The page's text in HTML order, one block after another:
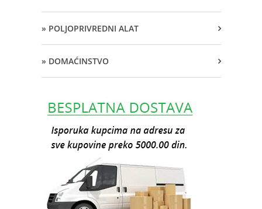
» POLJOPRIVREDNI ALAT
» DOMAĆINSTVO